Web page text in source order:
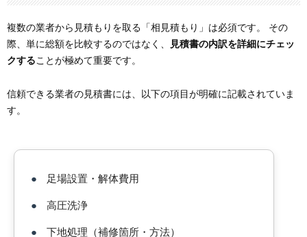
複数の業者から見積もりを取る「相見積もり」は必須です。 その
際、単に総額を比較するのではなく、
見積書の内訳を詳細にチェッ
クすることが極めて重要です。
信頼できる業者の見積書には、以下の項目が明確に記載されていま
す。
● 足場設置・解体費用
● 高圧洗浄
● 下地処理（補修箇所・方法）